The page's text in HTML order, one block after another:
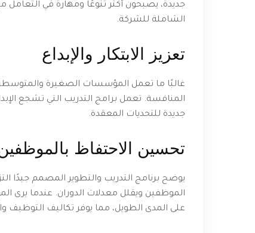
جديدة، يصبحون أكثر تنوعًا ومهارة في التعامل
الشاملة للشركة.
تعزيز الابتكار والإبداع
غالبًا ما تعمل المؤسسات الصغيرة والمتوسطة
المنافسة. تعمل برامج التدريب التي تشجع
جديدة للتحديات المعقدة.
تحسين الاحتفاظ
يوضح برنامج التدريب والتطوير المصمم جيدًا
الموظفين ويقلل معدلات الدوران. عندما يرى
على المدى الطويل، مما يوفر تكاليف التوظيف